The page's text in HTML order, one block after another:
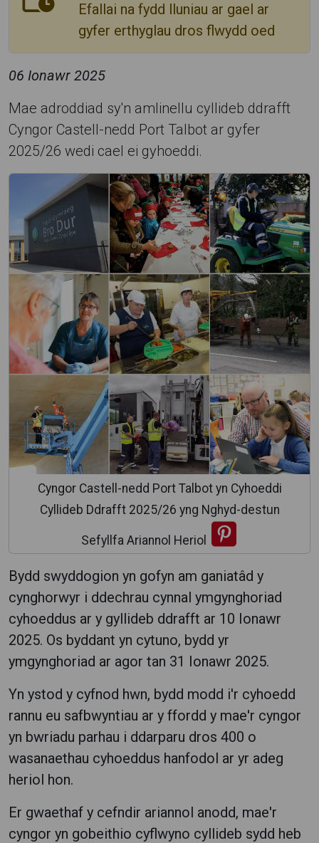
Efallai na fydd lluniau ar gael ar
gyfer erthyglau dros flwydd oed
06 Ionawr 2025
Mae adroddiad sy'n amlinellu cyllideb ddrafft
Cyngor Castell-nedd Port Talbot ar gyfer
2025/26 wedi cael ei gyhoeddi.
Cyngor Castell-nedd Port Talbot yn Cyhoeddi
Cyllideb Ddrafft 2025/26 yng Nghyd-destun
Sefyllfa Ariannol Heriol
Bydd swyddogion yn gofyn am ganiatâd y
cynghorwyr i ddechrau cynnal ymgynghoriad
cyhoeddus ar y gyllideb ddrafft ar 10 Ionawr
2025. Os byddant yn cytuno, bydd yr
ymgynghoriad ar agor tan 31 Ionawr 2025.
Yn ystod y cyfnod hwn, bydd modd i'r cyhoedd
rannu eu safbwyntiau ar y ffordd y mae'r cyngor
yn bwriadu parhau i ddarparu dros 400 o
wasanaethau cyhoeddus hanfodol ar yr adeg
heriol hon.
Er gwaethaf y cefndir ariannol anodd, mae'r
cyngor yn gobeithio cyflwyno cyllideb sydd heb